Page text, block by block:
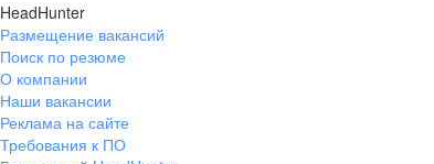
HeadHunter
Размещение вакансий
Поиск по резюме
О компании
Наши вакансии
Реклама на сайте
Требования к ПО